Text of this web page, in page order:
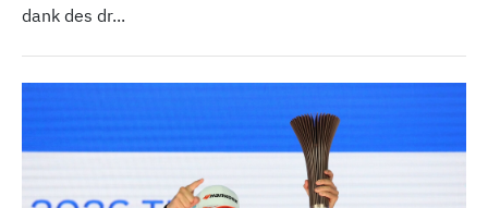
dank des dr...